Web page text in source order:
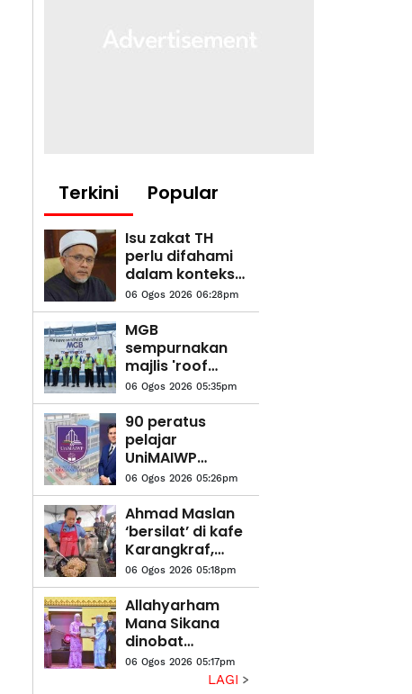
Terkini Popular
Isu zakat TH
perlu difahami
dalam konteks
syariah - Mufti
Pahang
06 Ogos 2026 06:28pm
MGB
sempurnakan
majlis 'roof
topping'
Pangsapuri
Saujana Indah
06 Ogos 2026 05:35pm
90 peratus
pelajar
UniMAIWP
ditawarkan
bantuan am
pelajaran
sehingga
RM10,000
setahun
06 Ogos 2026 05:26pm
Ahmad Maslan
‘bersilat’ di kafe
Karangkraf,
jamu NGAM
petai selambak
06 Ogos 2026 05:18pm
Allahyarham
Mana Sikana
dinobat
penerima
06 Ogos 2026 05:17pm
LAGI